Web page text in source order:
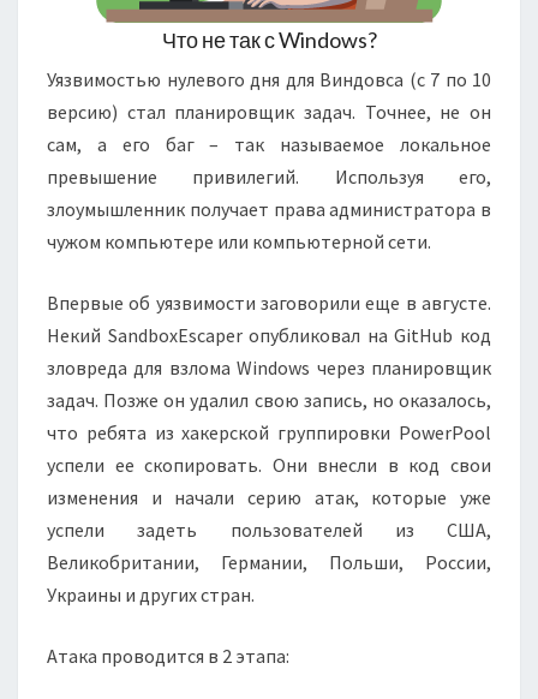
Что не так с Windows?
Уязвимостью нулевого дня для Виндовса (с 7 по 10
версию) стал планировщик задач. Точнее, не он
сам, а его баг – так называемое локальное
превышение привилегий. Используя его,
злоумышленник получает права администратора в
чужом компьютере или компьютерной сети.
Впервые об уязвимости заговорили еще в августе.
Некий SandboxEscaper опубликовал на GitHub код
зловреда для взлома Windows через планировщик
задач. Позже он удалил свою запись, но оказалось,
что ребята из хакерской группировки PowerPool
успели ее скопировать. Они внесли в код свои
изменения и начали серию атак, которые уже
успели задеть пользователей из США,
Великобритании, Германии, Польши, России,
Украины и других стран.
Атака проводится в 2 этапа: